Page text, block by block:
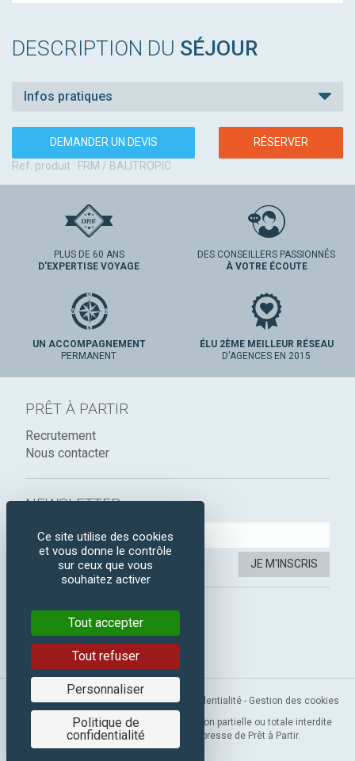
DESCRIPTION DU SÉJOUR
Infos pratiques
DEMANDER UN DEVIS
RÉSERVER
Ref. produit : FRM / BALITROPIC
PLUS DE 60 ANS
D'EXPERTISE VOYAGE
DES CONSEILLERS PASSIONNÉS
À VOTRE ÉCOUTE
UN ACCOMPAGNEMENT
PERMANENT
ÉLU 2ÈME MEILLEUR RÉSEAU
D'AGENCES EN 2015
PRÊT À PARTIR
Recrutement
Nous contacter
NEWSLETTER :
JE M'INSCRIS
SUIVEZ-NOUS :
Facebook
Instagram
Mentions légales-CGV-Politique de confidentialité - Gestion des cookies
Copyright 2019 © Prêt à Partir. Reproduction partielle ou totale interdite
sans l’autorisation préalable et expresse de Prêt à Partir.
Ce site utilise des cookies
et vous donne le contrôle
sur ceux que vous
souhaitez activer
Tout accepter
Tout refuser
Personnaliser
Politique de
confidentialité